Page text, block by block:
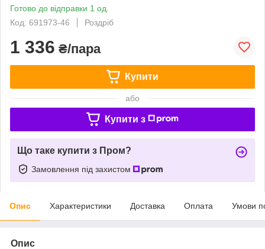
Готово до відправки 1 од.
Код: 691973-46
Роздріб
1 336 ₴/пара
Купити
або
Купити з
Що таке купити з Пром?
Замовлення під захистом
Опис Характеристики Доставка Оплата Умови
Опис